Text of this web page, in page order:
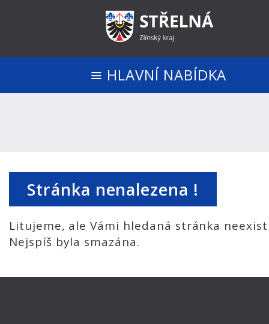
HLAVNÍ NABÍDKA
Stránka nenalezena !
Litujeme, ale Vámi hledaná stránka
Nejspíš byla smazána.